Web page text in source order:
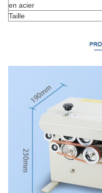
en acier
Taille